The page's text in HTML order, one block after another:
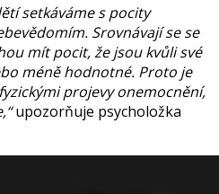
setkáváme s pocity
Srovnávají se se
mít pocit, že jsou kvůli své
méně hodnotné. Proto je
projevy onemocnění,
upozorňuje psycholožka